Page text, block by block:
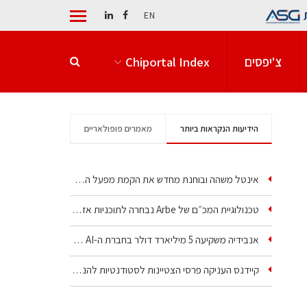
EN
צ'יפסים Chiportal Index
הידיעות הנקראות ביותר מאמרים פופולאריים
אינטל משהה ובוחנת מחדש את הקמת מפעל הענק שלה בקריית גת
טכנולוגיית המכ״ם של Arbe נבחרה לתוכניות אזרחיות וביטחוניות
אנבידיה משקיעה 5 מיליארד דולר בחברת ה-AI של איליה סוצקבר
קיידנס העניקה פרסי הצטיינות לסטודנטיות להנדסת חשמל ופיזיקה